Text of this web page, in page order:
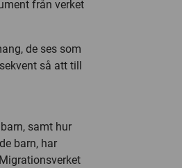
från verket
de ses som
så att till
samt hur
barn, har